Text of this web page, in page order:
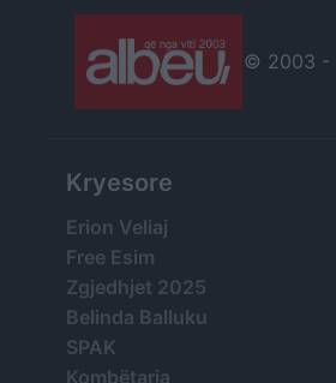
© 2003 -
Kryesore
Erion Veliaj
Free Esim
Zgjedhjet 2025
Belinda Balluku
SPAK
Kombëtarja